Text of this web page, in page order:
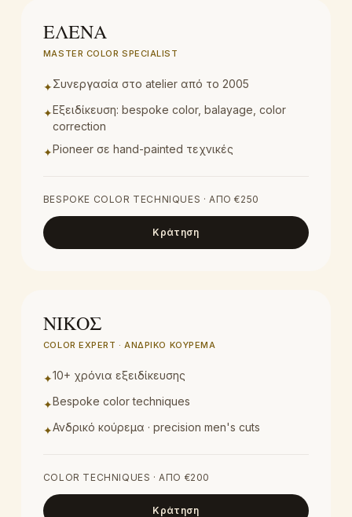
ΕΛΕΝΑ
MASTER COLOR SPECIALIST
✦Συνεργασία στο atelier από το 2005
✦Εξειδίκευση: bespoke color, balayage, color
correction
✦Pioneer σε hand-painted τεχνικές
BESPOKE COLOR TECHNIQUES · ΑΠΌ €250
Κράτηση
ΝΙΚΟΣ
COLOR EXPERT · ΑΝΔΡΙΚΌ ΚΟΎΡΕΜΑ
✦10+ χρόνια εξειδίκευσης
✦Bespoke color techniques
✦Ανδρικό κούρεμα · precision men's cuts
COLOR TECHNIQUES · ΑΠΌ €200
Κράτηση